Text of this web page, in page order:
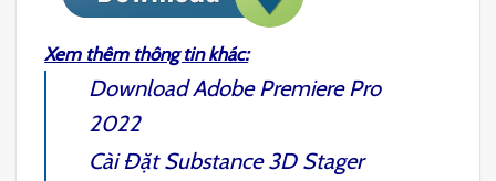
Xem thêm thông tin khác:
DownloadAdobe Premiere Pro
2022
Cài ĐặtSubstance 3D Stager